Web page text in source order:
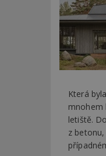
Která
mnohem
letiště.
z